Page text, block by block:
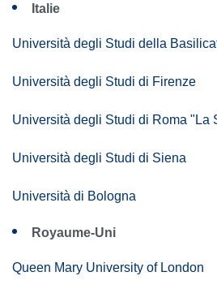
Italie
Università degli Studi della
Università degli Studi di Firenze
Università degli Studi di Roma "La
Università degli Studi di Siena
Università di Bologna
Royaume-Uni
Queen Mary University of London